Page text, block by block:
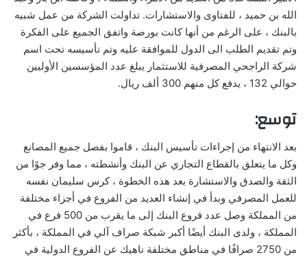
الله بن حميد ، للفتاوى والاستشارات. تداولت الشركة من عمل شبيه
بالبنك ، على الرغم من أنها كانت بورصة واتفق الجميع على الفكرة
وتم تقديم الطلب الى الدول للموافقة عليه وتم تأسيسه تحت اسم
شركة الراجحي المصرفية للاستثمار يبلغ عدد المؤسسين الأوليين
حوالي 132 ، يدفع كل منهم 300 ألف ريال.
توسع:
بعد الانتهاء من إجراءات تأسيس البنك ، قاموا بفصل جميع المصانع
وكل ما يتعلق بالقطاع التجاري عن البنك وأنشطته ، مما وفر جوًا من
الثقة والصدق والاستشارة بعد هذه الخطوة ، كرس سليمان نفسه
للعمل المصرفي وبدأ في إنشاء العديد من الفروع في أجزاء مختلفة
من المملكة وصل عدد فروع البنك إلى ما يقرب من 500 فرع في
المملكة ، ولدى البنك أيضًا أكبر شبكة صراف آلي في المملكة ، بأكثر
من 2750 صرافًا في مناطق مختلفة ناهيك عن الفروع الدولية في